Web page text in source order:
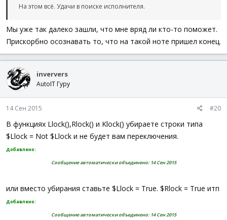
На этом всё. Удачи в поиске исполнителя.
Мы уже так далеко зашли, что мне вряд ли кто-то поможет.
Прискорбно осознавать то, что на такой ноте пришел конец.
inververs
AutoIT Гуру
14 Сен 2015 #20
В функциях Llock(),Rlock() и Klock() убираете строки типа
$Llock = Not $Llock и не будет вам переключения.
Добавлено:
Сообщение автоматически объединено: 14 Сен 2015
или вместо убирания ставьте $Llock = True. $Rlock = True итп
Добавлено:
Сообщение автоматически объединено: 14 Сен 2015